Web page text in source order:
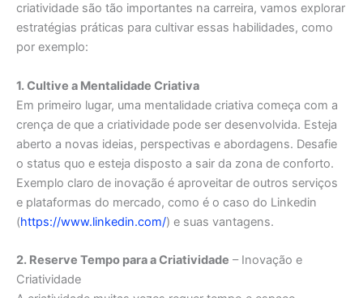
criatividade são tão importantes na carreira, vamos explorar
estratégias práticas para cultivar essas habilidades, como
por exemplo:
1. Cultive a Mentalidade Criativa
Em primeiro lugar, uma mentalidade criativa começa com a
crença de que a criatividade pode ser desenvolvida. Esteja
aberto a novas ideias, perspectivas e abordagens. Desafie
o status quo e esteja disposto a sair da zona de conforto.
Exemplo claro de inovação é aproveitar de outros serviços
e plataformas do mercado, como é o caso do Linkedin
(https://www.linkedin.com/) e suas vantagens.
2. Reserve Tempo para a Criatividade – Inovação e
Criatividade